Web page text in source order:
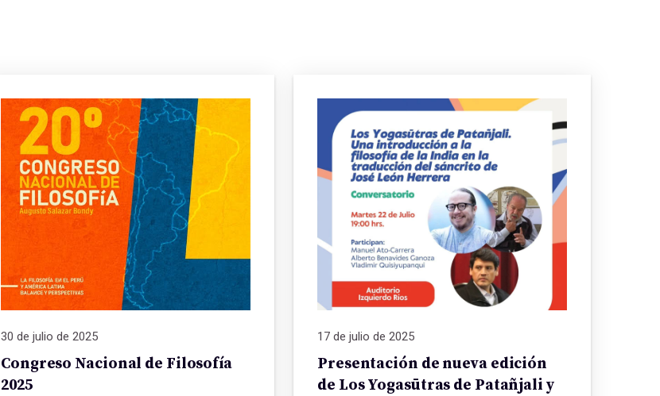
30 de julio de 2025
Congreso Nacional de Filosofía
2025
17 de julio de 2025
Presentación de nueva edición
de Los Yogasūtras de Patañjali y